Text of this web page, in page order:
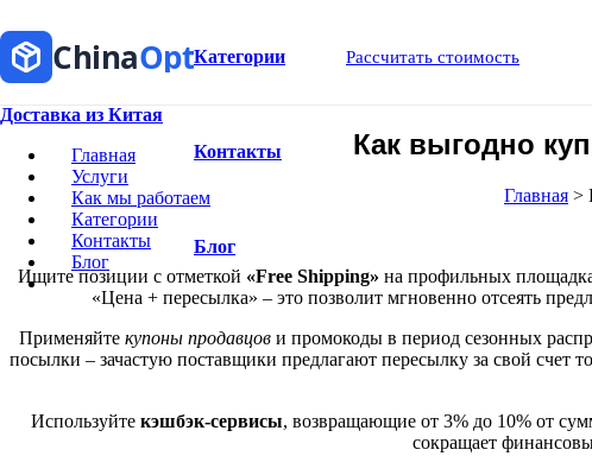
ChinaOptКатегории
Контакты
Блог
Рассчитать стоимость
Доставка из Китая
Главная
Услуги
Как мы работаем
Категории
Контакты
Блог
Как выгодно
Главная >
Ищите позиции с отметкой «Free Shipping» на профильных
«Цена + пересылка» – это позволит мгновенно отсеять
Применяйте купоны продавцови промокоды в период сезонных
посылки – зачастую поставщики предлагают пересылку за свой счет
Используйте кэшбэк-сервисы, возвращающие от 3% до 10% от
сокращает